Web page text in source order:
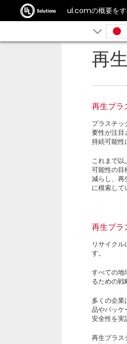
ul.comの概要を
再
再生プラ
プラスチ
要性が注目
持続可能性
これまで
可能性の目
減らし、再
に模索して
再生プラ
リサイク
す。
すべての地
るための戦
多くの企
品やパッケ
安全性を実
再生プラス